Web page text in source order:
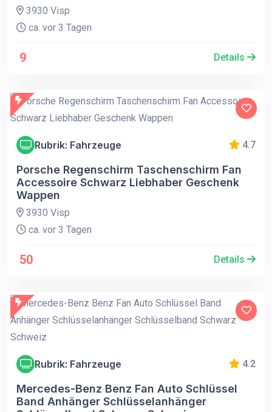
3930 Visp
ca. vor 3 Tagen
9 Details
Rubrik: Fahrzeuge 4.7
Porsche Regenschirm Taschenschirm Fan
Accessoire Schwarz Liebhaber Geschenk
Wappen
3930 Visp
ca. vor 3 Tagen
50 Details
Rubrik: Fahrzeuge 4.2
Mercedes-Benz Benz Fan Auto Schlüssel
Band Anhänger Schlüsselanhänger